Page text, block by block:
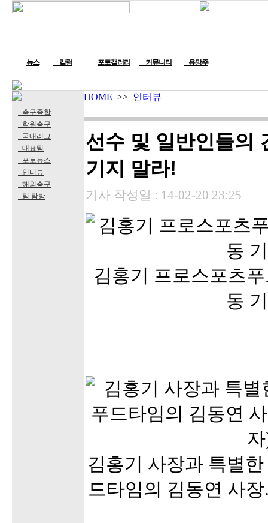
뉴스 칼럼 포토갤러리 커뮤니티 유망주
- 축구종합
- 학원축구
- 국내리그
- 대표팀
- 포토뉴스
- 인터뷰
- 해외축구
- 팀 탐방
HOME >> 인터뷰
선수 및 일반인들의
기지 말라!
기사 작성일 : 14-02-20 23:25
김홍기 프로스포츠
동
김홍기 사장과 특별
드타임의 김동연 사